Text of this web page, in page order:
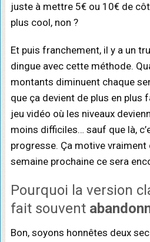
juste à mettre 5€ ou 10€ de
plus cool, non ?
Et puis franchement, il y a un
dingue avec cette méthode.
montants diminuent chaque
que ça devient de plus en plus
jeu vidéo où les niveaux
moins difficiles… sauf que là,
progresse. Ça motive vraiment
semaine prochaine ce sera
Pourquoi la version
fait souvent
Bon, soyons honnêtes deux